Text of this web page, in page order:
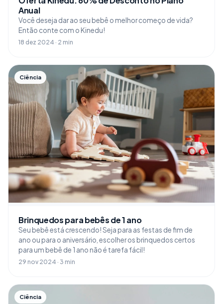
Anual
Você deseja dar ao seu bebê o melhor começo de vida?
Então conte com o Kinedu!
18 dez 2024 · 2 min
Ciência
Brinquedos para bebês de 1 ano
Seu bebê está crescendo! Seja para as festas de fim de
ano ou para o aniversário, escolher os brinquedos certos
para um bebê de 1 ano não é tarefa fácil!
29 nov 2024 · 3 min
Ciência